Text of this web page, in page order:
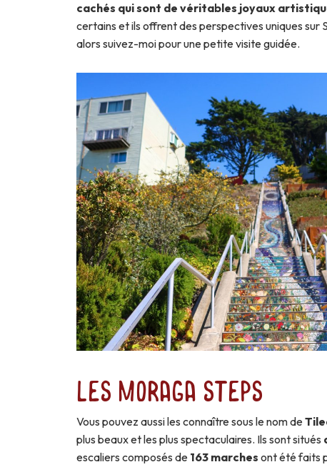
cachés qui sont de véritables joyaux
certains et ils offrent des perspectives uniques sur
alors suivez-moi pour une petite visite guidée.
Les Moraga Steps
Vous pouvez aussi les connaître sous le nom de
plus beaux et les plus spectaculaires. Ils sont situés
escaliers composés de 163 marches ont été faits